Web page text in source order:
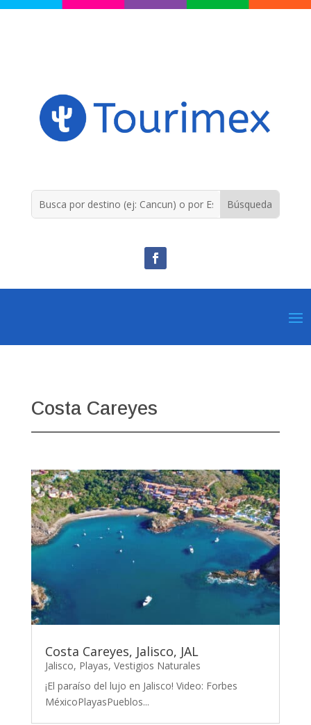
Costa Careyes
Costa Careyes, Jalisco, JAL
Jalisco, Playas, Vestigios Naturales
¡El paraíso del lujo en Jalisco! Video: Forbes
MéxicoPlayasPueblos...